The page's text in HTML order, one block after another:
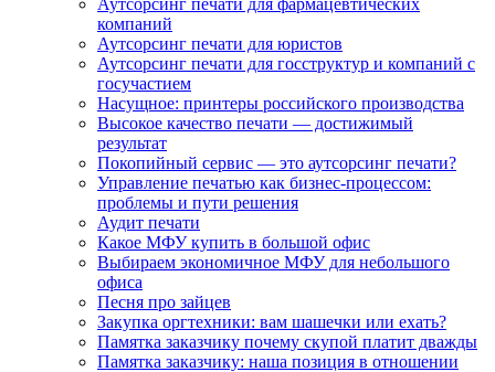
Аутсорсинг печати для фармацевтических
компаний
Аутсорсинг печати для юристов
Аутсорсинг печати для госструктур и компаний с
госучастием
Насущное: принтеры российского производства
Высокое качество печати — достижимый
результат
Покопийный сервис — это аутсорсинг печати?
Управление печатью как бизнес-процессом:
проблемы и пути решения
Аудит печати
Какое МФУ купить в большой офис
Выбираем экономичное МФУ для небольшого
офиса
Песня про зайцев
Закупка оргтехники: вам шашечки или ехать?
Памятка заказчику почему скупой платит дважды
Памятка заказчику: наша позиция в отношении